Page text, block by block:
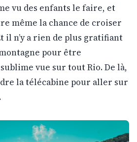
vu des enfants le faire, et
même la chance de croiser
il n’y a rien de plus gratifiant
pour être
vue sur tout Rio. De là,
la télécabine pour aller sur